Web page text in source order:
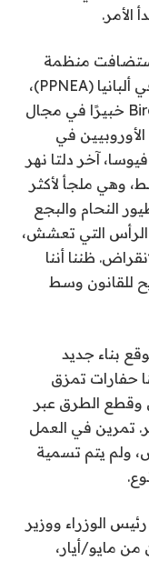
الأمر.
استضافت منظمة
حماية البيئة الطبيعية والحفاظ عليها في ألبانيا (PPNEA)،
وهي شريك لـ BirdLife International، 19 خبيرًا في مجال
الحفاظ على البيئة من شركاء BirdLife الأوروبيين في
آخر دلتا نهر
وهي ملجأ لأكثر
النحام والبجع
التي تعشش،
ظننا أننا
للقانون وسط
بناء جديد
حفارات تمزق
وقطع الطرق عبر
تمرين في العمل
ولم يتم تسمية
الوزراء ووزير
من مايو/أيار،